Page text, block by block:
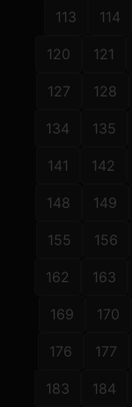
113 114
120 121
127 128
134 135
141 142
148 149
155 156
162 163
169 170
176 177
183 184